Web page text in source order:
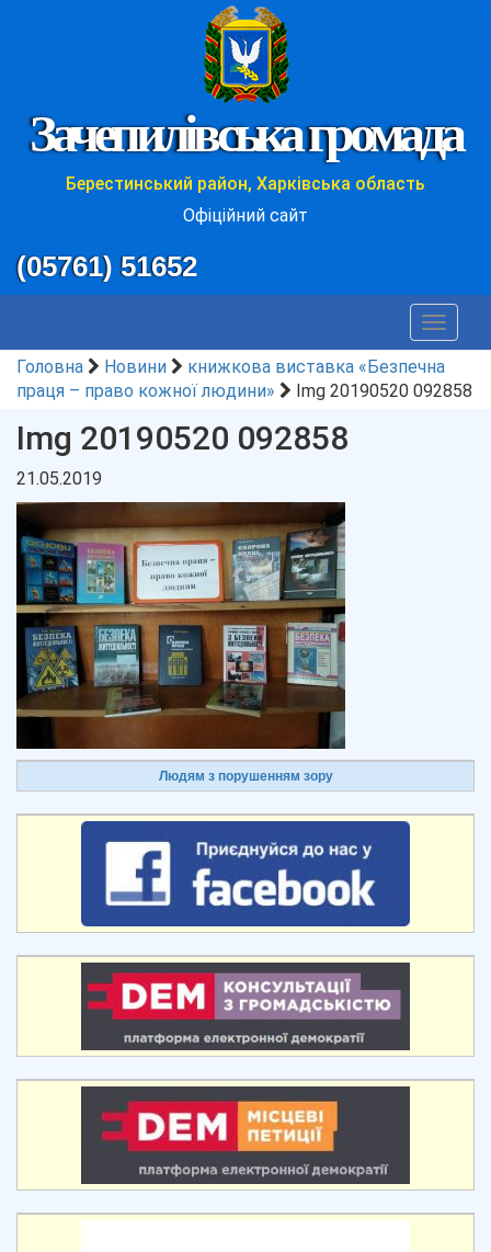
Зачепилівська громада
Берестинський район, Харківська область
Офіційний сайт
(05761) 51652
Toggle
Головна
Новини
книжкова виставка «Безпечна
праця – право кожної людини»
Img 20190520 092858
Img 20190520 092858
21.05.2019
Людям з порушенням зору